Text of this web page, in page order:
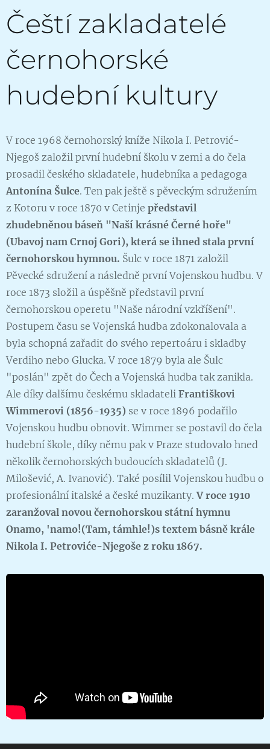
Čeští zakladatelé
černohorské
hudební kultury
V roce 1968 černohorský kníže Nikola I. Petrović-
Njegoš založil první hudební školu v zemi a do čela
prosadil českého skladatele, hudebníka a pedagoga
Antonína Šulce. Ten pak ještě s pěveckým sdružením
z Kotoru v roce 1870 v Cetinje představil
zhudebněnou báseň "Naší krásné Černé hoře"
(Ubavoj nam Crnoj Gori), která se ihned stala první
černohorskou hymnou. Šulc v roce 1871 založil
Pěvecké sdružení a následně první Vojenskou hudbu. V
roce 1873 složil a úspěšně představil první
černohorskou operetu "Naše národní vzkříšení".
Postupem času se Vojenská hudba zdokonalovala a
byla schopná zařadit do svého repertoáru i skladby
Verdiho nebo Glucka. V roce 1879 byla ale Šulc
"poslán" zpět do Čech a Vojenská hudba tak zanikla.
Ale díky dalšímu českému skladateli Františkovi
Wimmerovi (1856-1935) se v roce 1896 podařilo
Vojenskou hudbu obnovit. Wimmer se postavil do čela
hudební škole, díky němu pak v Praze studovalo hned
několik černohorských budoucích skladatelů (J.
Milošević, A. Ivanović). Také posílil Vojenskou hudbu o
profesionální italské a české muzikanty.V roce 1910
zaranžoval novou černohorskou státní hymnu
Onamo, 'namo!(Tam, támhle!)s textem básně krále
Nikola I. Petroviće-Njegoše z roku 1867.